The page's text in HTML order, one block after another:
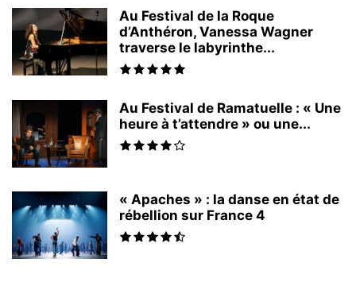
Au Festival de la Roque
d’Anthéron, Vanessa Wagner
traverse le labyrinthe...
Au Festival de Ramatuelle : « Une
heure à t’attendre » ou une...
« Apaches » : la danse en état de
rébellion sur France 4